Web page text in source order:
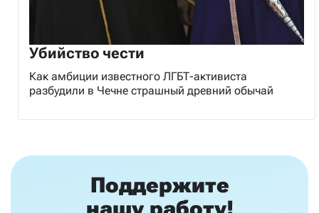
Убийство чести
Как амбиции известного ЛГБТ-активиста
разбудили в Чечне страшный древний обычай
Поддержите